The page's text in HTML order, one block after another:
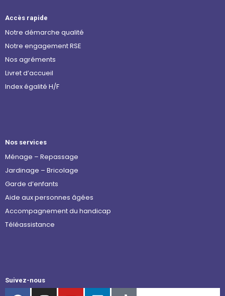
Accès rapide
Notre démarche qualité
Notre engagement RSE
Nos agréments
Livret d’accueil
Index égalité H/F
Nos services
Ménage – Repassage
Jardinage – Bricolage
Garde d’enfants
Aide aux personnes âgées
Accompagnement du handicap
Téléassistance
Suivez-nous